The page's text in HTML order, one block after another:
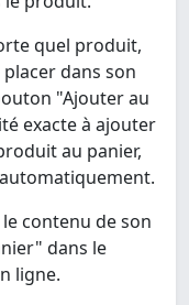
quel produit,
dans son
"Ajouter au
exacte à ajouter
au panier,
contenu de son
dans le
ligne.